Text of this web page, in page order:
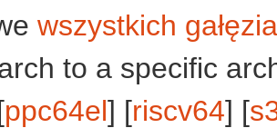
wszystkich
to a specific
ppc64el] [riscv64] [